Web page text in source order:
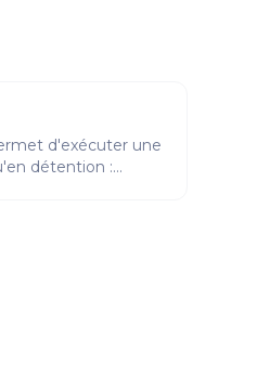
d'exécuter une
détention :